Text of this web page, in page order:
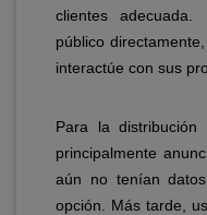
clientes
público
interactúe con sus
Para la
principalmente
aún no tenían
opción. Más tarde,